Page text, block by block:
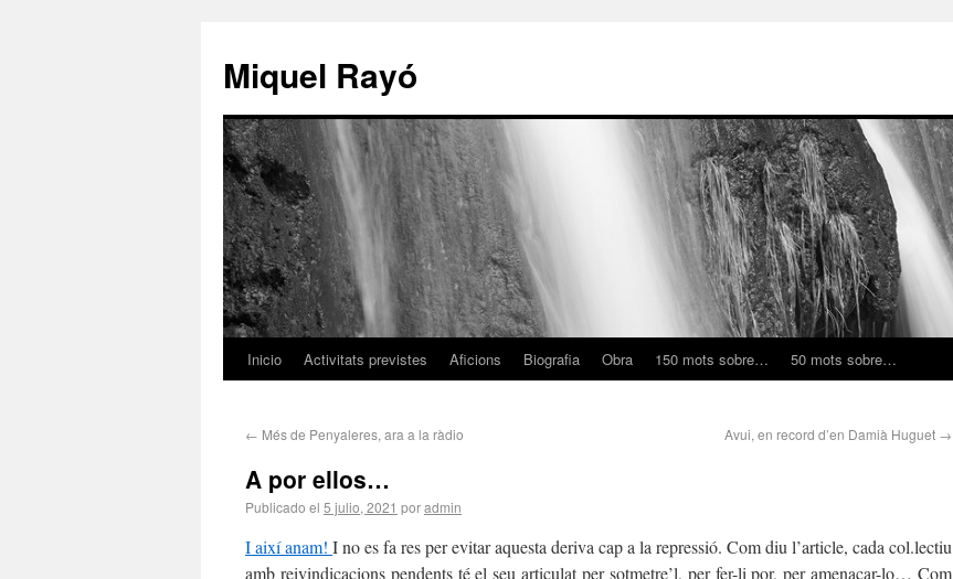
Miquel Rayó
Inicio Activitats previstes Aficions Biografia Obra 150 mots sobre… 50 mots sobre…
← Més de Penyaleres, ara a la ràdio Avui, en record d’en Damià Huguet →
A por ellos…
Publicado el 5 julio, 2021 poradmin
I així anam! I no es fa res per evitar aquesta deriva cap a la repressió. Com diu l’article, cada col.lectiu
amb reivindicacions pendents té el seu articulat per sotmetre’l, per fer-li por, per amenaçar-lo… Com